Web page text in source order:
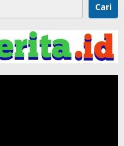
Cari